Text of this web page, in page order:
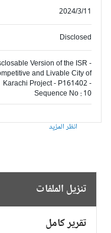
2024/3/11
Disclosed
Disclosable Version of the ISR -
Competitive and Livable City of
Karachi Project - P161402 -
Sequence No : 10
انظر المزيد
تنزيل الملفات
تقرير كامل